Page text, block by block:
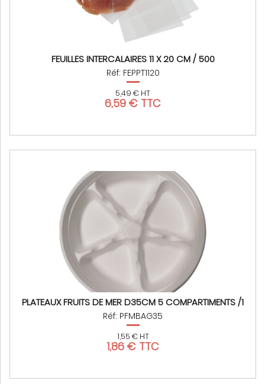
FEUILLES INTERCALAIRES 11 X 20 CM / 500
Réf: FEPPT1120
5,49 € HT
6,59 € TTC
PLATEAUX FRUITS DE MER D35CM 5 COMPARTIMENTS /1
Réf: PFMBAG35
1,55 € HT
1,86 € TTC